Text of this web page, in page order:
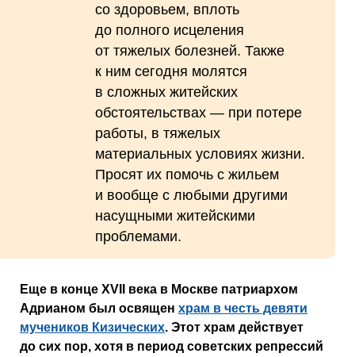
со здоровьем, вплоть
до полного исцеления
от тяжелых болезней. Также
к ним сегодня молятся
в сложных житейских
обстоятельствах — при потере
работы, в тяжелых
материальных условиях жизни.
Просят их помочь с жильем
и вообще с любыми другими
насущными житейскими
проблемами.
Еще в конце XVII века в Москве патриархом
Адрианом был освящен храм в честь девяти
мучеников Кизических. Этот храм действует
до сих пор, хотя в период советских репрессий